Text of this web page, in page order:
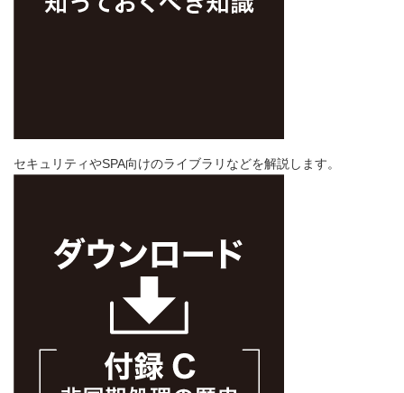
セキュリティやSPA向けのライブラリなどを解説します。